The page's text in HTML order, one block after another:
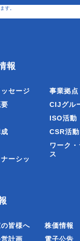
す。
報
セージ
ーシッ
事業拠点
CIJグル
ISO活動
CSR活動
ワーク
ス
皆様へ
計画
株価情報
電子公告